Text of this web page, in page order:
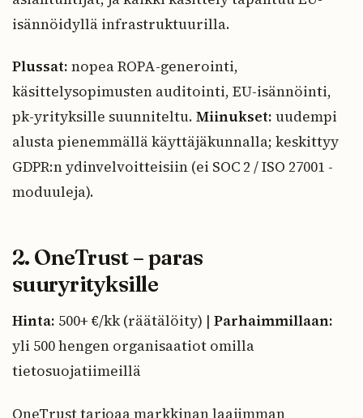
isännöidyllä infrastruktuurilla.
Plussat: nopea ROPA-generointi,
käsittelysopimusten auditointi, EU-isännöinti,
pk-yrityksille suunniteltu. Miinukset: uudempi
alusta pienemmällä käyttäjäkunnalla; keskittyy
GDPR:n ydinvelvoitteisiin (ei SOC 2 / ISO 27001 -
moduuleja).
2. OneTrust – paras
suuryrityksille
Hinta: 500+ €/kk (räätälöity) | Parhaimmillaan:
yli 500 hengen organisaatiot omilla
tietosuojatiimeillä
OneTrust tarjoaa markkinan laajimman